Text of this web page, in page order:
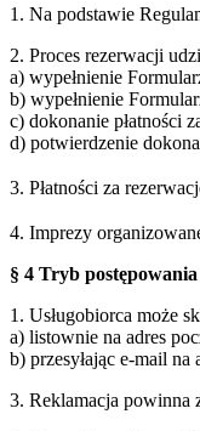
1. Na podstawie
2. Proces rezerwacji
a) wypełnienie
b) wypełnienie
c) dokonanie płatności
d) potwierdzenie
3. Płatności za
4. Imprezy
§ 4 Tryb
1. Usługobiorca może
a) listownie na adres
b) przesyłając e-mail
3. Reklamacja powinna